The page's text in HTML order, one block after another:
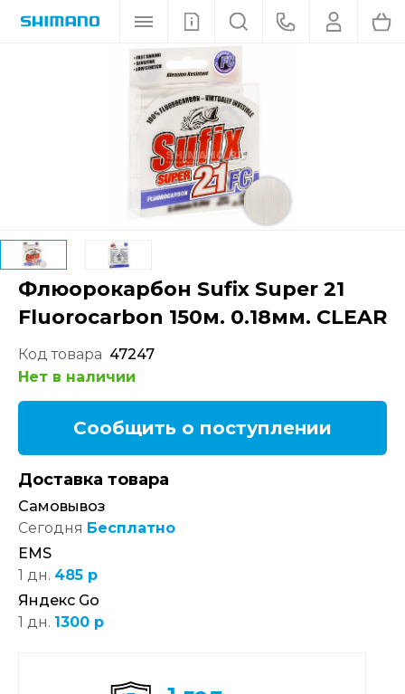
Флюорокарбон Sufix Super 21
Fluorocarbon 150м. 0.18мм. CLEAR
Код товара 47247
Нет в наличии
Сообщить о поступлении
Доставка товара
Самовывоз
Сегодня Бесплатно
EMS
1 дн. 485 р
Яндекс Go
1 дн. 1300 р